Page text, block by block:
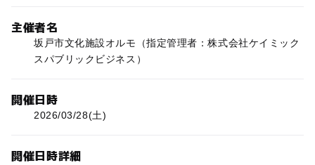
主催者名
坂戸市文化施設オルモ（指定管理者：株式会社ケイミック
スパブリックビジネス）
開催日時
2026/03/28(土)
開催日時詳細